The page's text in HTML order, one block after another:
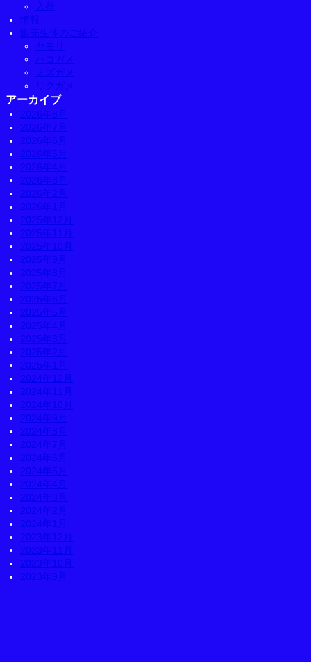
入荷
情報
販売生体のご紹介
ヤモリ
ハコガメ
ミズガメ
リクガメ
アーカイブ
2026年8月
2026年7月
2026年6月
2026年5月
2026年4月
2026年3月
2026年2月
2026年1月
2025年12月
2025年11月
2025年10月
2025年9月
2025年8月
2025年7月
2025年6月
2025年5月
2025年4月
2025年3月
2025年2月
2025年1月
2024年12月
2024年11月
2024年10月
2024年9月
2024年8月
2024年7月
2024年6月
2024年5月
2024年4月
2024年3月
2024年2月
2024年1月
2023年12月
2023年11月
2023年10月
2023年9月